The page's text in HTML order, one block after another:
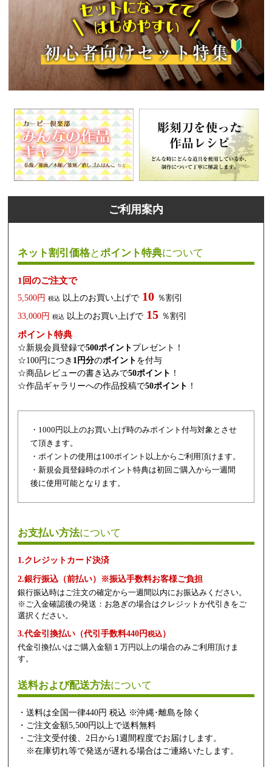
ご利用案内
ネット割引価格とポイント特典について
1回のご注文で
5,500円 税込 以上のお買い上げで 10 ％割引
33,000円 税込 以上のお買い上げで 15 ％割引
ポイント特典
☆新規会員登録で500ポイント プレゼント！
☆100円につき 1円分のポイント を付与
☆商品レビューの書き込みで50ポイント ！
☆作品ギャラリーへの作品投稿で50ポイント ！
・1000円以上のお買い上げ時のみポイント付与対象とさせ
て頂きます。
・ポイントの使用は100ポイント以上からご利用頂けます。
・新規会員登録時のポイント特典は初回ご購入から一週間
後に使用可能となります。
お支払い方法について
1.クレジットカード決済
2.銀行振込（前払い）※振込手数料お客様ご負担
銀行振込時はご注文の確定から一週間以内にお振込みください。
※ご入金確認後の発送：お急ぎの場合はクレジットか代引きをご
選択ください。
3.代金引換払い（代引手数料440円税込）
代金引換払いはご購入金額１万円以上の場合のみご利用頂けま
す。
送料および配送方法について
・送料は全国一律440円 税込 ※沖縄･離島を除く
・ご注文金額5,500円以上で送料無料
・ご注文受付後、2日から1週間程度でお届けします。
※在庫切れ等で発送が遅れる場合はご連絡いたします。